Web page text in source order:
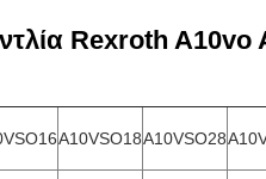
Rexroth A10vo
A10VSO18A10VSO28